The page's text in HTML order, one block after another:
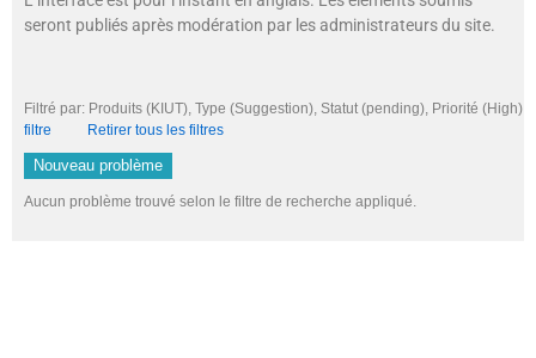
seront publiés après modération par les administrateurs du site.
Filtré par: Produits (KIUT), Type (Suggestion), Statut (pending), Priorité
filtre
Retirer tous les filtres
Nouveau problème
Aucun problème trouvé selon le filtre de recherche appliqué.